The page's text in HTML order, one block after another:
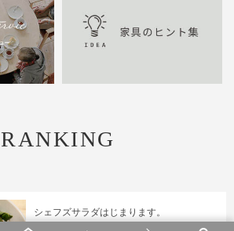
RANKING
シェフズサラダはじまります。